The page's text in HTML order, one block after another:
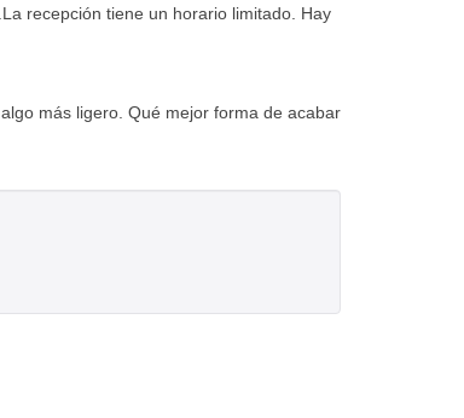
recepción tiene un horario limitado. Hay
más ligero. Qué mejor forma de acabar